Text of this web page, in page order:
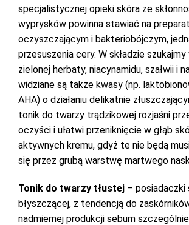
specjalistycznej opieki skóra ze
wyprysków powinna stawiać na
oczyszczającym i bakteriobójczym,
przesuszenia cery. W składzie
zielonej herbaty, niacynamidu, szałwii i
widziane są także kwasy (np.
AHA) o działaniu delikatnie
tonik do twarzy trądzikowej rozjaśni
oczyści i ułatwi przeniknięcie w głąb
aktywnych kremu, gdyż te nie będą
się przez grubą warstwę martwego
Tonik do twarzy tłustej – posiadaczki
błyszczącej, z tendencją do
nadmiernej produkcji sebum